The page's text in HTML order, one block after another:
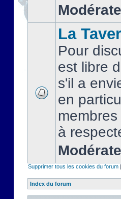
La
Pour
est libre
s'il a
en
à
Supprimer tous les cookies du forum |
Index du forum